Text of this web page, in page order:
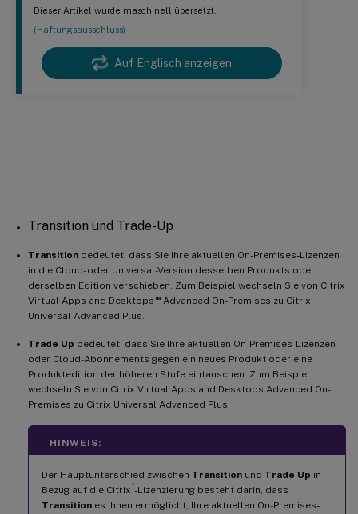
Dieser Artikel wurde maschinell übersetzt.
(Haftungsausschluss)
Auf Englisch anzeigen
Transition und Trade-Up
Transition bedeutet, dass Sie Ihre aktuellen On-Premises-Lizenzen
in die Cloud- oder Universal-Version desselben Produkts oder
derselben Edition verschieben. Zum Beispiel wechseln Sie von Citrix
Virtual Apps and Desktops ™Advanced On-Premises zu Citrix
Universal Advanced Plus.
Trade Up bedeutet, dass Sie Ihre aktuellen On-Premises-Lizenzen
oder Cloud-Abonnements gegen ein neues Produkt oder eine
Produktedition der höheren Stufe eintauschen. Zum Beispiel
wechseln Sie von Citrix Virtual Apps and Desktops Advanced On-
Premises zu Citrix Universal Advanced Plus.
HINWEIS:
Der Hauptunterschied zwischen Transition und Trade Up in
Bezug auf die Citrix ®-Lizenzierung besteht darin, dass
Transition es Ihnen ermöglicht, Ihre aktuellen On-Premises-